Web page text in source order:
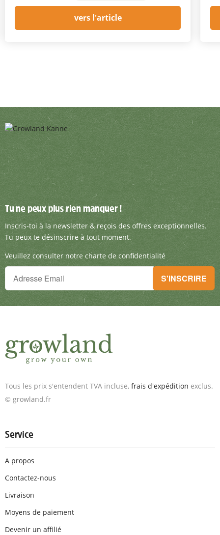
vers l'article
Tu ne peux plus rien manquer !
Inscris-toi à la newsletter & reçois des offres
Tu ne peux plus rien manquer !
Inscris-toi à la newsletter & reçois des offres exceptionnelles.
Tu peux te désinscrire à tout moment.
Veuillez consulter notre charte de confidentialité
Tu ne peux plus rien manquer !
Inscris-toi à la newsletter & reçois des offres exceptionnelles.
S'INSCRIRE
Tous les prix s'entendent TVA incluse, frais d'expédition exclus.
© growland.fr
Service
A propos
Contactez-nous
Livraison
Moyens de paiement
Devenir un affilié